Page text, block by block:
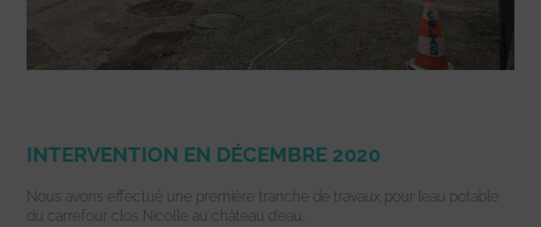
INTERVENTION EN DÉCEMBRE 2020
Nous avons effectué une première tranche de travaux pour l’eau potable
du carrefour clos Nicolle au château d’eau.